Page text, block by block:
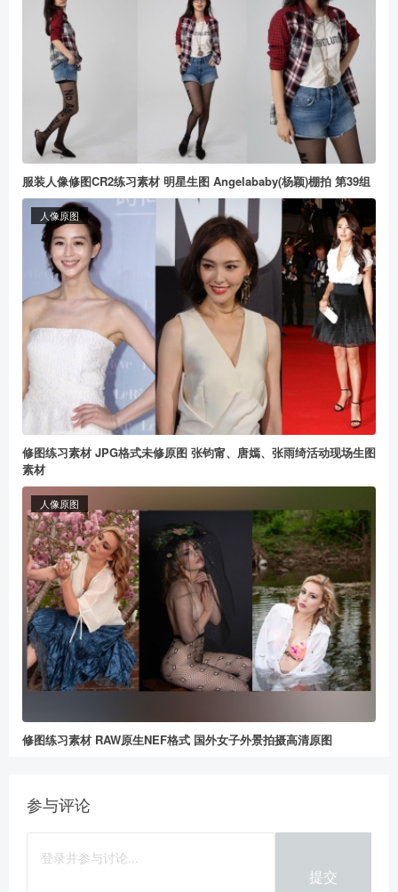
服装人像修图CR2练习素材 明星生图 Angelababy(杨颖)棚拍 第39组
人像原图
修图练习素材 JPG格式未修原图 张钧甯、唐嫣、张雨绮活动现场生图
素材
人像原图
修图练习素材 RAW原生NEF格式 国外女子外景拍摄高清原图
参与评论
提交